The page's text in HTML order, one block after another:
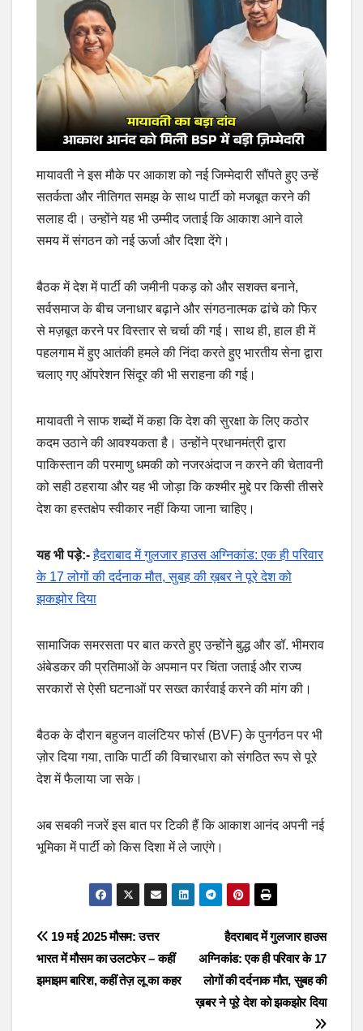
मायावती ने इस मौके पर आकाश को नई जिम्मेदारी सौंपते हुए उन्हें
सतर्कता और नीतिगत समझ के साथ पार्टी को मजबूत करने की
सलाह दी। उन्होंने यह भी उम्मीद जताई कि आकाश आने वाले
समय में संगठन को नई ऊर्जा और दिशा देंगे।
बैठक में देश में पार्टी की जमीनी पकड़ को और सशक्त बनाने,
सर्वसमाज के बीच जनाधार बढ़ाने और संगठनात्मक ढांचे को फिर
से मज़बूत करने पर विस्तार से चर्चा की गई। साथ ही, हाल ही में
पहलगाम में हुए आतंकी हमले की निंदा करते हुए भारतीय सेना द्वारा
चलाए गए ऑपरेशन सिंदूर की भी सराहना की गई।
मायावती ने साफ शब्दों में कहा कि देश की सुरक्षा के लिए कठोर
कदम उठाने की आवश्यकता है। उन्होंने प्रधानमंत्री द्वारा
पाकिस्तान की परमाणु धमकी को नजरअंदाज न करने की चेतावनी
को सही ठहराया और यह भी जोड़ा कि कश्मीर मुद्दे पर किसी तीसरे
देश का हस्तक्षेप स्वीकार नहीं किया जाना चाहिए।
यह भी पड़े:- हैदराबाद में गुलजार हाउस अग्निकांड: एक ही परिवार
के 17 लोगों की दर्दनाक मौत, सुबह की ख़बर ने पूरे देश को
झकझोर दिया
सामाजिक समरसता पर बात करते हुए उन्होंने बुद्ध और डॉ. भीमराव
अंबेडकर की प्रतिमाओं के अपमान पर चिंता जताई और राज्य
सरकारों से ऐसी घटनाओं पर सख्त कार्रवाई करने की मांग की।
बैठक के दौरान बहुजन वालंटियर फोर्स (BVF) के पुनर्गठन पर भी
ज़ोर दिया गया, ताकि पार्टी की विचारधारा को संगठित रूप से पूरे
देश में फैलाया जा सके।
अब सबकी नजरें इस बात पर टिकी हैं कि आकाश आनंद अपनी नई
भूमिका में पार्टी को किस दिशा में ले जाएंगे।
Post
navigation
हैदराबाद में गुलजार हाउस
अग्निकांड: एक ही परिवार के 17
लोगों की दर्दनाक मौत, सुबह की
ख़बर ने पूरे देश को झकझोर दिया
19 मई 2025 मौसम: उत्तर
भारत में मौसम का उलटफेर – कहीं
झमाझम बारिश, कहीं तेज़ लू का कहर